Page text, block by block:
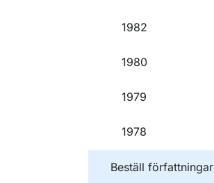
1982
1980
1979
1978
Beställ författningar